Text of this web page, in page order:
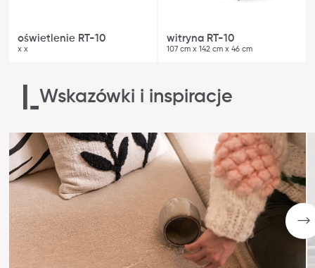
oświetlenie RT-10
x x
witryna RT-10
107 cm x 142 cm x 46 cm
Wskazówki i inspiracje